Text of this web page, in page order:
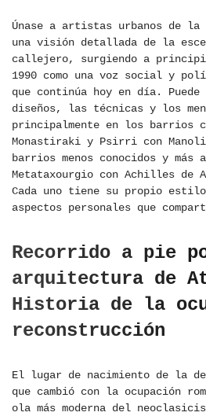
Únase a artistas urbanos de la
una visión detallada de la
callejero, surgiendo a
1990 como una voz social y
que continúa hoy en día.
diseños, las técnicas y los
principalmente en los barrios
Monastiraki y Psirri con
barrios menos conocidos y más
Metataxourgio con Achilles de
Cada uno tiene su propio
aspectos personales que
Recorrido a pie
arquitectura de
Historia de la
reconstrucción
El lugar de nacimiento de la
que cambió con la ocupación
ola más moderna del